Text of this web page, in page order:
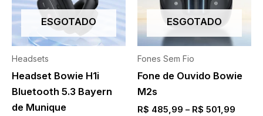
ESGOTADO
Headsets
Headset Bowie H1i
Bluetooth 5.3 Bayern
de Munique
ESGOTADO
Fones Sem Fio
Fone de Ouvido Bowie
M2s
R$ 485,99 – R$ 501,99